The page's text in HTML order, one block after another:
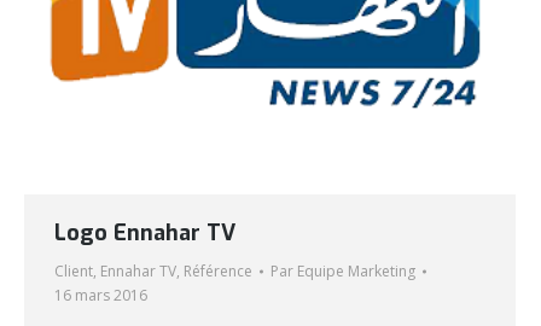
Logo Ennahar TV
Client, Ennahar TV, Référence Par Equipe Marketing
16 mars 2016